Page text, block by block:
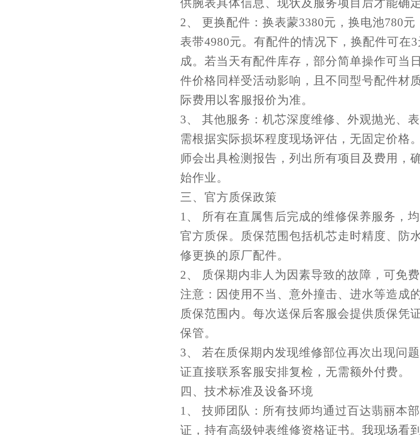
供腕表具体信息、现状及服务项目后才能确定
2、 更换配件：换表蒙3380元，换电池780元
表带4980元。有配件的情况下，换配件可在
成。若当天有配件库存，部分简单操作可当
件价格同样受活动影响，且不同型号配件材
际费用以客服报价为准。
3、 其他服务：机芯深度维修、外观抛光、
需根据实际损坏程度现场评估，无固定价格
师会出具检测报告，列出所有项目及费用，
始作业。
三、官方质保政策
1、 所有在直属售后完成的维修保养服务，
官方质保。质保范围包括机芯走时精度、防
修更换的原厂配件。
2、 质保期内非人为因素导致的故障，可免
注意：因使用不当、意外撞击、进水等造成
质保范围内。每次送保后客服会提供质保凭
保管。
3、 若在质保期内发现维修部位再次出现问
证直接联系客服安排复检，无需额外付费。
四、技术标准及设备环境
1、 技师团队：所有技师均通过百达翡丽本
证，持有高级钟表维修资格证书。我现场看